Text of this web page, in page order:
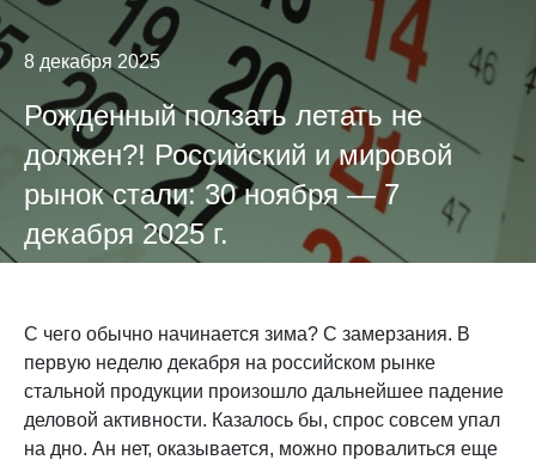
8 декабря 2025
Рожденный ползать летать не
должен?! Российский и мировой
рынок стали: 30 ноября — 7
декабря 2025 г.
С чего обычно начинается зима? С замерзания. В
первую неделю декабря на российском рынке
стальной продукции произошло дальнейшее падение
деловой активности. Казалось бы, спрос совсем упал
на дно. Ан нет, оказывается, можно провалиться еще